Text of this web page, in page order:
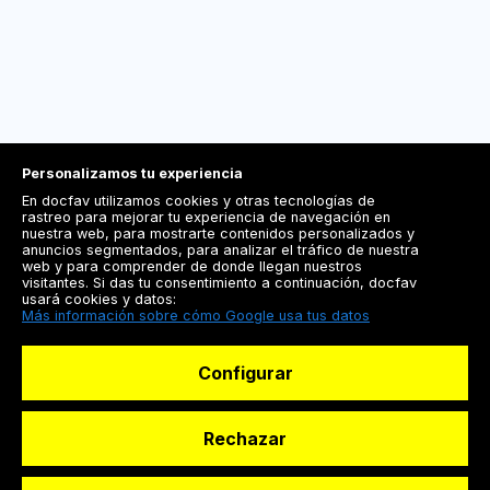
Personalizamos tu experiencia
En docfav utilizamos cookies y otras tecnologías de
rastreo para mejorar tu experiencia de navegación en
nuestra web, para mostrarte contenidos personalizados y
anuncios segmentados, para analizar el tráfico de nuestra
web y para comprender de donde llegan nuestros
visitantes. Si das tu consentimiento a continuación, docfav
usará cookies y datos:
Más información sobre cómo Google usa tus datos
Configurar
Rechazar